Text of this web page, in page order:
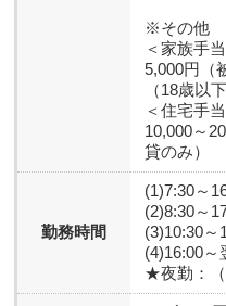
※その他
＜家族手
5,000円（
（18歳以
＜住宅手
10,000～
貸のみ）
勤務時間
(1)7:30～
(2)8:30～
(3)10:30～
(4)16:00～
★夜勤：（